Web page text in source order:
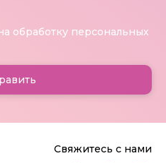
Свяжитесь с нами
обработку персональных